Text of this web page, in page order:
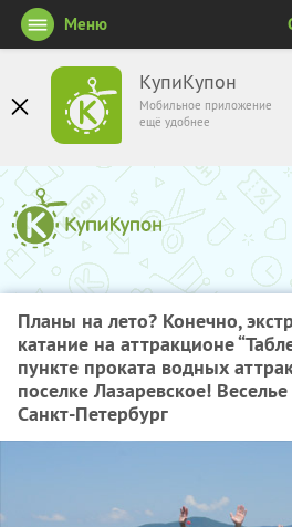
КупиКупон
Мобильное приложение
ещё удобнее
Меню
Планы на лето? Конечно,
катание на аттракционе
пункте проката водных
поселке Лазаревское!
Санкт-Петербург